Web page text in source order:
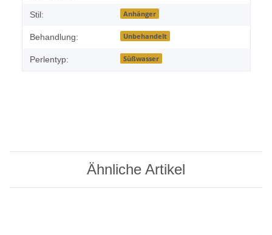
Stil: Anhänger
Behandlung: Unbehandelt
Perlentyp: Süßwasser
Ähnliche Artikel